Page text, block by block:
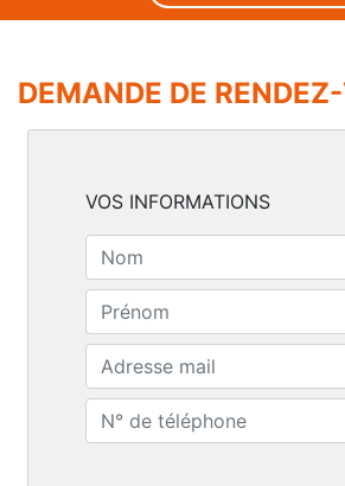
DEMANDE DE
VOS INFORMATIONS